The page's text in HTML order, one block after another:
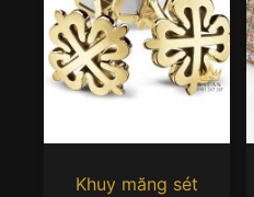
Khuy măng sét